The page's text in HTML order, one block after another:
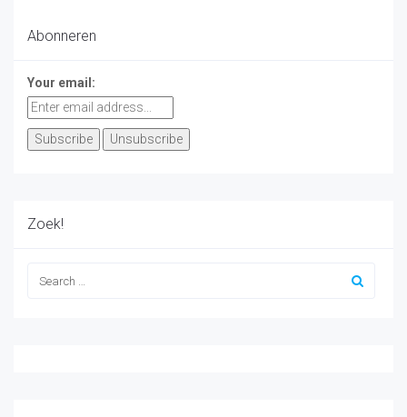
Abonneren
Your email:
Zoek!